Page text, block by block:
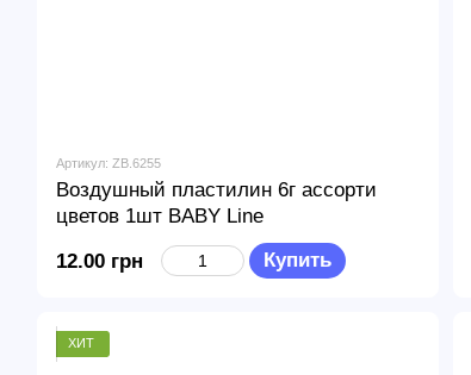
Артикул: ZB.6255
Воздушный пластилин 6г ассорти
цветов 1шт BABY Line
12.00 грн Купить
ХИТ